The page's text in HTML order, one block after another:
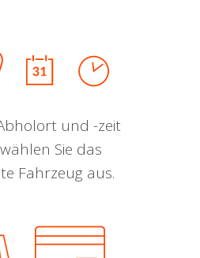
und -zeit
Sie das
Fahrzeug aus.